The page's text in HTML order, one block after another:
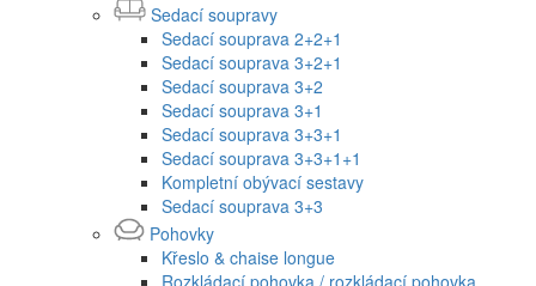
Sedací soupravy
Sedací souprava 2+2+1
Sedací souprava 3+2+1
Sedací souprava 3+2
Sedací souprava 3+1
Sedací souprava 3+3+1
Sedací souprava 3+3+1+1
Kompletní obývací sestavy
Sedací souprava 3+3
Pohovky
Křeslo & chaise longue
Rozkládací pohovka / rozkládací pohovka